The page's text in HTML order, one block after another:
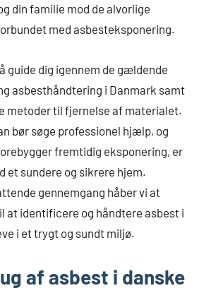
din familie mod de alvorlige
med asbesteksponering.
guide dig igennem de gældende
asbesthåndtering i Danmark samt
metoder til fjernelse af materialet.
bør søge professionel hjælp, og
fremtidig eksponering, er
et sundere og sikrere hjem.
gennemgang håber vi at
at identificere og håndtere asbest i
i et trygt og sundt miljø.
af asbest i danske